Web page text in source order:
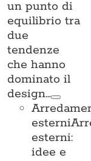
un punto di
equilibrio tra
due
tendenze
che hanno
dominato il
design…
esterni
esterni:
idee e